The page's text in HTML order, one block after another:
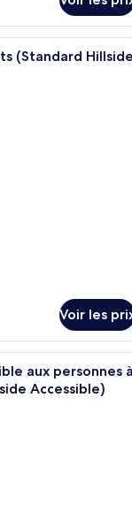
chambre d’hôtel avec
(Standard Hillside
Voir les
chambre d’hôtel avec
aux personnes à
Accessible)